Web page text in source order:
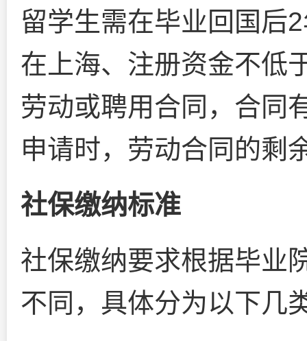
留学生需在毕业回国后
在上海、注册资金不低
劳动或聘用合同，合同
申请时，劳动合同的剩
社保缴纳标准
社保缴纳要求根据毕业
不同，具体分为以下几